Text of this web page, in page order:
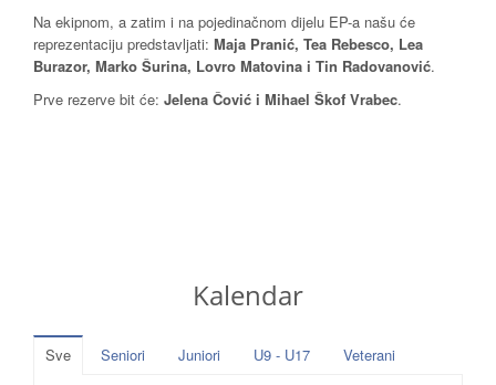
Na ekipnom, a zatim i na pojedinačnom dijelu EP-a našu će
reprezentaciju predstavljati: Maja Pranić, Tea Rebesco, Lea
Burazor, Marko Šurina, Lovro Matovina i Tin Radovanović.
Prve rezerve bit će: Jelena Čović i Mihael Škof Vrabec.
Kalendar
Sve Seniori Juniori U9 - U17
Veterani